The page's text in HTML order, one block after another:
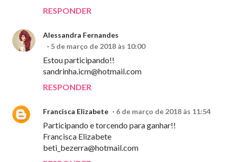
RESPONDER
Alessandra Fernandes
5 de março de 2018 às 10:00
Estou participando!!
sandrinha.icm@hotmail.com
RESPONDER
Francisca Elizabete 6 de março de 2018 às 11:54
Participando e torcendo para ganhar!!
Francisca Elizabete
beti_bezerra@hotmail.com